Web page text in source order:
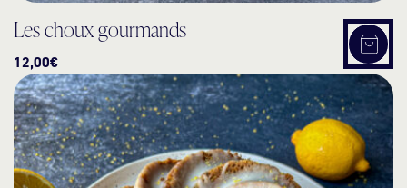
Les choux gourmands
12,00€